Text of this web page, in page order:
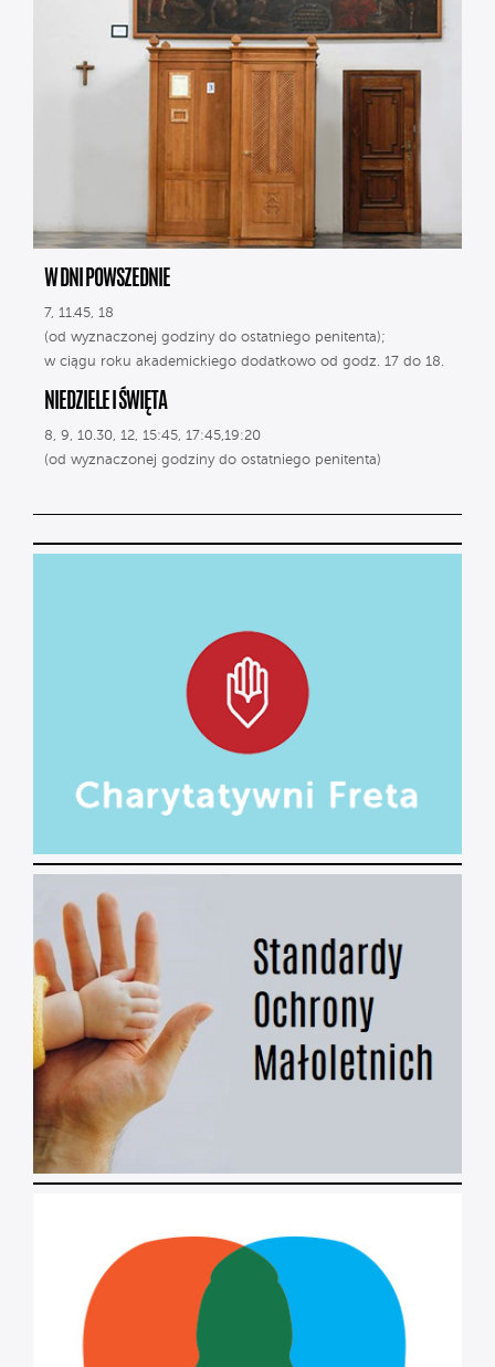
W DNI POWSZEDNIE
7, 11.45, 18
(od wyznaczonej godziny do ostatniego penitenta);
w ciągu roku akademickiego dodatkowo od godz. 17 do 18.
NIEDZIELE I ŚWIĘTA
8, 9, 10.30, 12, 15:45, 17:45,19:20
(od wyznaczonej godziny do ostatniego penitenta)